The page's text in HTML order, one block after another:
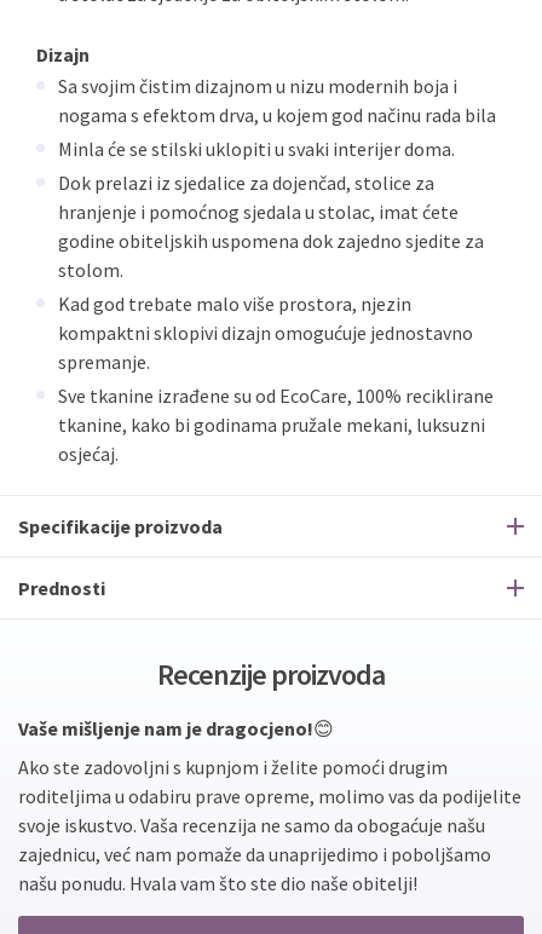
Dizajn
Sa svojim čistim dizajnom u nizu modernih boja i
nogama s efektom drva, u kojem god načinu rada bila
Minla će se stilski uklopiti u svaki interijer doma.
Dok prelazi iz sjedalice za dojenčad, stolice za
hranjenje i pomoćnog sjedala u stolac, imat ćete
godine obiteljskih uspomena dok zajedno sjedite za
stolom.
Kad god trebate malo više prostora, njezin
kompaktni sklopivi dizajn omogućuje jednostavno
spremanje.
Sve tkanine izrađene su od EcoCare, 100% reciklirane
tkanine, kako bi godinama pružale mekani, luksuzni
osjećaj.
Specifikacije proizvoda
Prednosti
Recenzije proizvoda
Vaše mišljenje nam je dragocjeno!😊
Ako ste zadovoljni s kupnjom i želite pomoći drugim
roditeljima u odabiru prave opreme, molimo vas da podijelite
svoje iskustvo. Vaša recenzija ne samo da obogaćuje našu
zajednicu, već nam pomaže da unaprijedimo i poboljšamo
našu ponudu. Hvala vam što ste dio naše obitelji!